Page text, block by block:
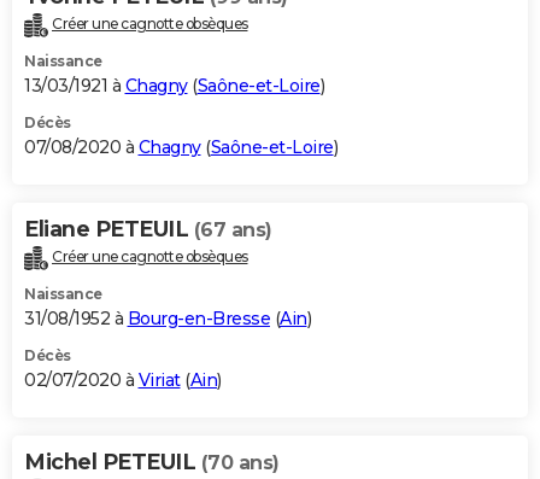
Créer une cagnotte obsèques
Naissance
13/03/1921 à Chagny(Saône-et-Loire)
Décès
07/08/2020 à Chagny(Saône-et-Loire)
Eliane PETEUIL (67 ans)
Créer une cagnotte obsèques
Naissance
31/08/1952 à Bourg-en-Bresse (Ain)
Décès
02/07/2020 à Viriat(Ain)
Michel PETEUIL (70 ans)